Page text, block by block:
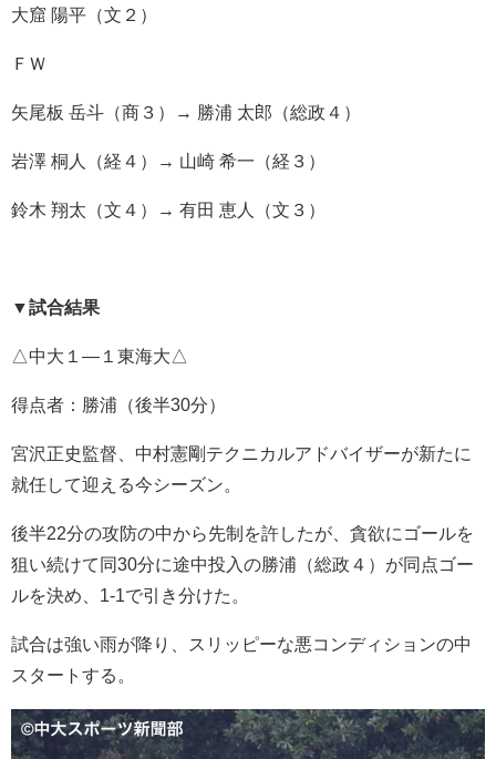
大窟 陽平（文２）
ＦＷ
矢尾板 岳斗（商３）→ 勝浦 太郎（総政４）
岩澤 桐人（経４）→ 山崎 希一（経３）
鈴木 翔太（文４）→ 有田 恵人（文３）
▼試合結果
△中大１―１東海大△
得点者：勝浦（後半30分）
宮沢正史監督、中村憲剛テクニカルアドバイザーが新たに
就任して迎える今シーズン。
後半22分の攻防の中から先制を許したが、貪欲にゴールを
狙い続けて同30分に途中投入の勝浦（総政４）が同点ゴー
ルを決め、1-1で引き分けた。
試合は強い雨が降り、スリッピーな悪コンディションの中
スタートする。